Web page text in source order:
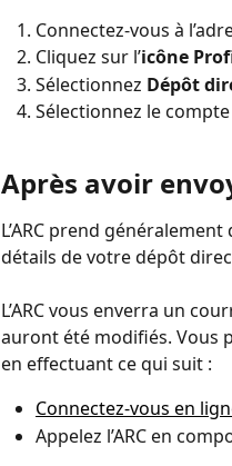
Connectez-vous à
Cliquez sur l’icône
Sélectionnez Dépôt
Sélectionnez le
Après avoir
L’ARC prend
détails de votre dépôt
L’ARC vous enverra un
auront été modifiés. Vous
en effectuant ce qui suit :
Connectez-vous en
Appelez l’ARC en